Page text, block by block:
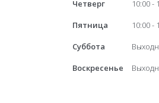
Четверг 10:00
Пятница
10:00
Суббота
Воскресенье